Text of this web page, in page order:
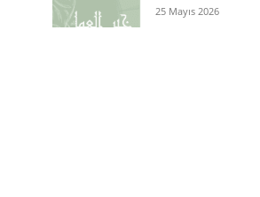
25 Mayıs 2026